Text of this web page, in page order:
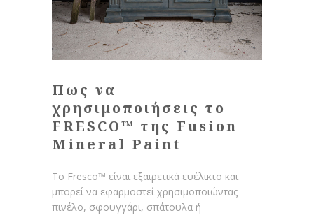
Πως να
χρησιμοποιήσεις το
FRESCO™ της Fusion
Mineral Paint
Το Fresco™ είναι εξαιρετικά ευέλικτο και
μπορεί να εφαρμοστεί χρησιμοποιώντας
πινέλο, σφουγγάρι, σπάτουλα ή